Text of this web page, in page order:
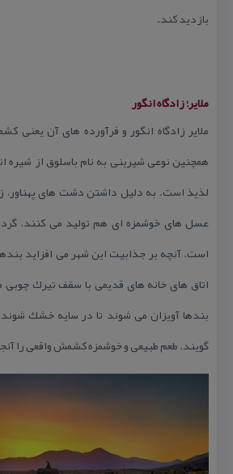
بازدید كند.
ملایر؛ زادگاه انگور
ملایر زادگاه انگور و فرآورده های آن
همچنین نوعی شیرینی به نام باسلوق از شیره
لذیذ است. به دلیل داشتن دشت های پهناور،
عسل های خوشمزه ای هم تولید می كنند.
است. آنچه بر جذابیت این شهر می افزاید
اتاق های خانه های قدیمی با سقف تیرك چوبی
بندها آویزان می شوند تا در سایه خشك
گویند. طعم طبیعی و خوشمزه كشمش واقعی را